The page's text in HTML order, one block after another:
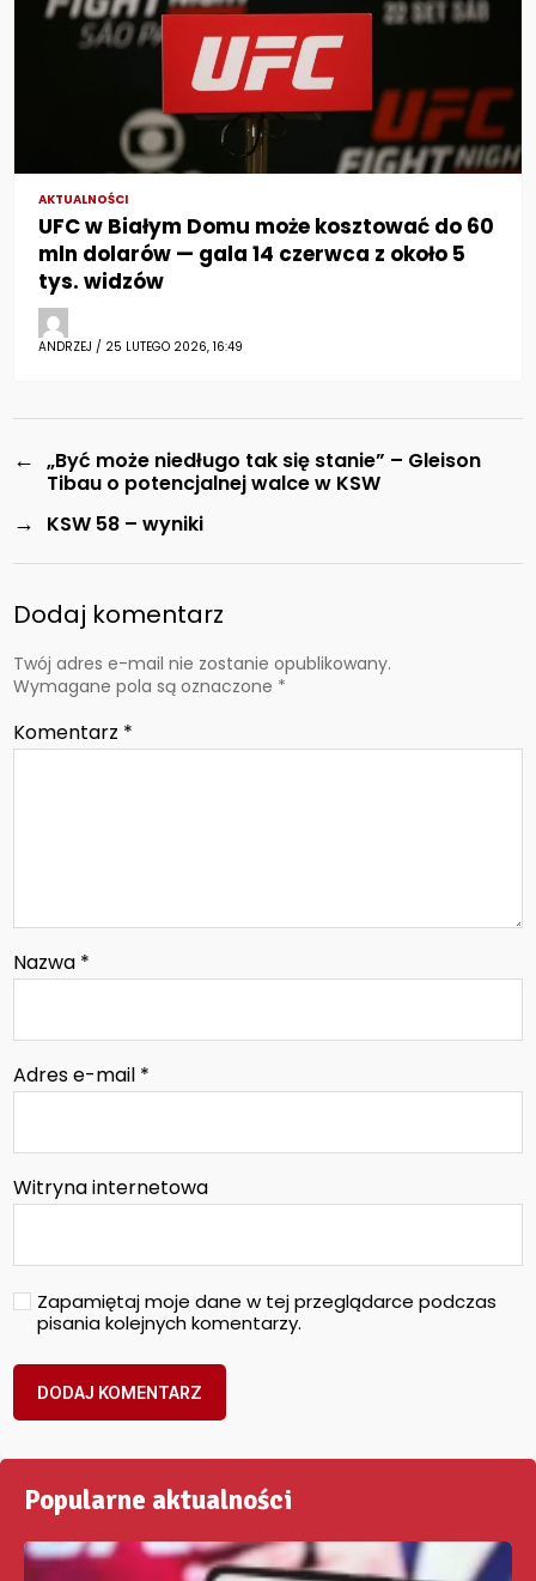
AKTUALNOŚCI
UFC w Białym Domu może kosztować do 60
mln dolarów — gala 14 czerwca z około 5
tys. widzów
ANDRZEJ / 25 LUTEGO 2026, 16:49
← „Być może niedługo tak się stanie” – Gleison
Tibau o potencjalnej walce w KSW
→ KSW 58 – wyniki
Dodaj komentarz
Twój adres e-mail nie zostanie opublikowany.
Wymagane pola są oznaczone *
Komentarz *
Nazwa *
Adres e-mail *
Witryna internetowa
Zapamiętaj moje dane w tej przeglądarce podczas
pisania kolejnych komentarzy.
Popularne aktualności